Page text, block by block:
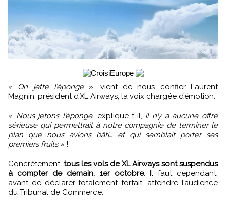
« On jette l’éponge », vient de nous confier Laurent
Magnin, président d’XL Airways, la voix chargée d’émotion.
« Nous jetons l’éponge, explique-t-il, il n’y a aucune offre
sérieuse qui permettrait à notre compagnie de terminer le
plan que nous avions bâti… et qui semblait porter ses
premiers fruits» !
Concrètement, tous les vols de XL Airways sont suspendus
à compter de demain, 1er octobre. Il faut cependant,
avant de déclarer totalement forfait, attendre l’audience
du Tribunal de Commerce.